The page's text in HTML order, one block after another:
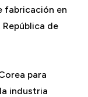
fabricación en
de
para
industria